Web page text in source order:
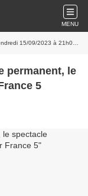
MENU
2023 à 21h05 sur France 5
permanent, le
5